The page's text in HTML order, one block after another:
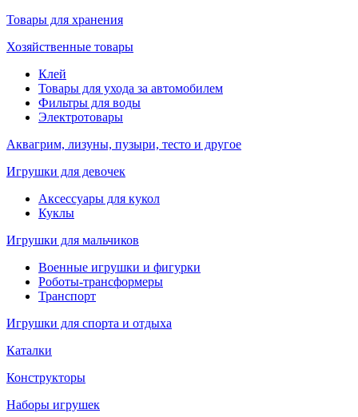
Товары для хранения
Хозяйственные товары
Клей
Товары для ухода за автомобилем
Фильтры для воды
Электротовары
Аквагрим, лизуны, пузыри, тесто и другое
Игрушки для девочек
Аксессуары для кукол
Куклы
Игрушки для мальчиков
Военные игрушки и фигурки
Роботы-трансформеры
Транспорт
Игрушки для спорта и отдыха
Каталки
Конструкторы
Наборы игрушек